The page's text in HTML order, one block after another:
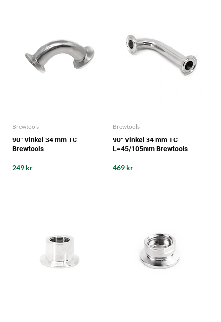
Brewtools
90° Vinkel 34 mm TC
Brewtools
249 kr
Brewtools
90° Vinkel 34 mm TC
L=45/105mm Brewtools
469 kr